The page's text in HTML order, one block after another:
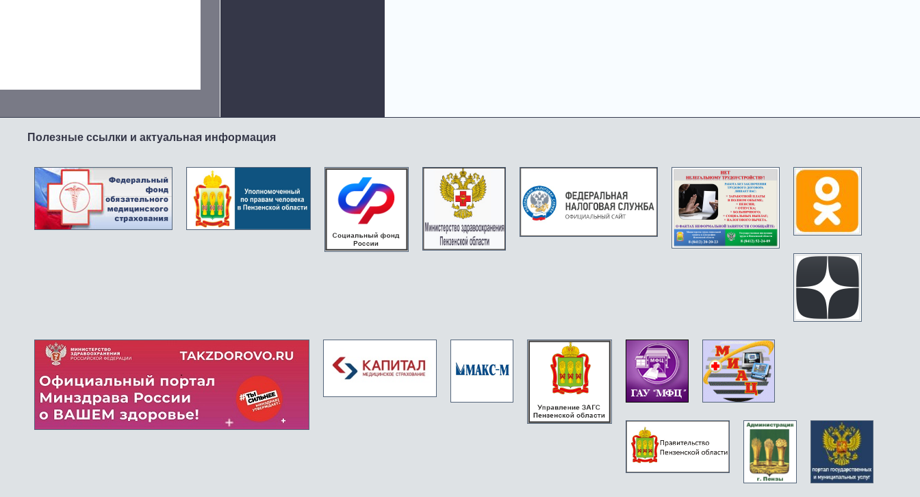
Полезные ссылки и актуальная информация